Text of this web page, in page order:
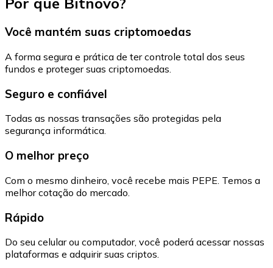
Você mantém suas criptomoedas
A forma segura e prática de ter controle total dos seus
fundos e proteger suas criptomoedas.
Seguro e confiável
Todas as nossas transações são protegidas pela
segurança informática.
O melhor preço
Com o mesmo dinheiro, você recebe mais PEPE. Temos a
melhor cotação do mercado.
Rápido
Do seu celular ou computador, você poderá acessar nossas
plataformas e adquirir suas criptos.